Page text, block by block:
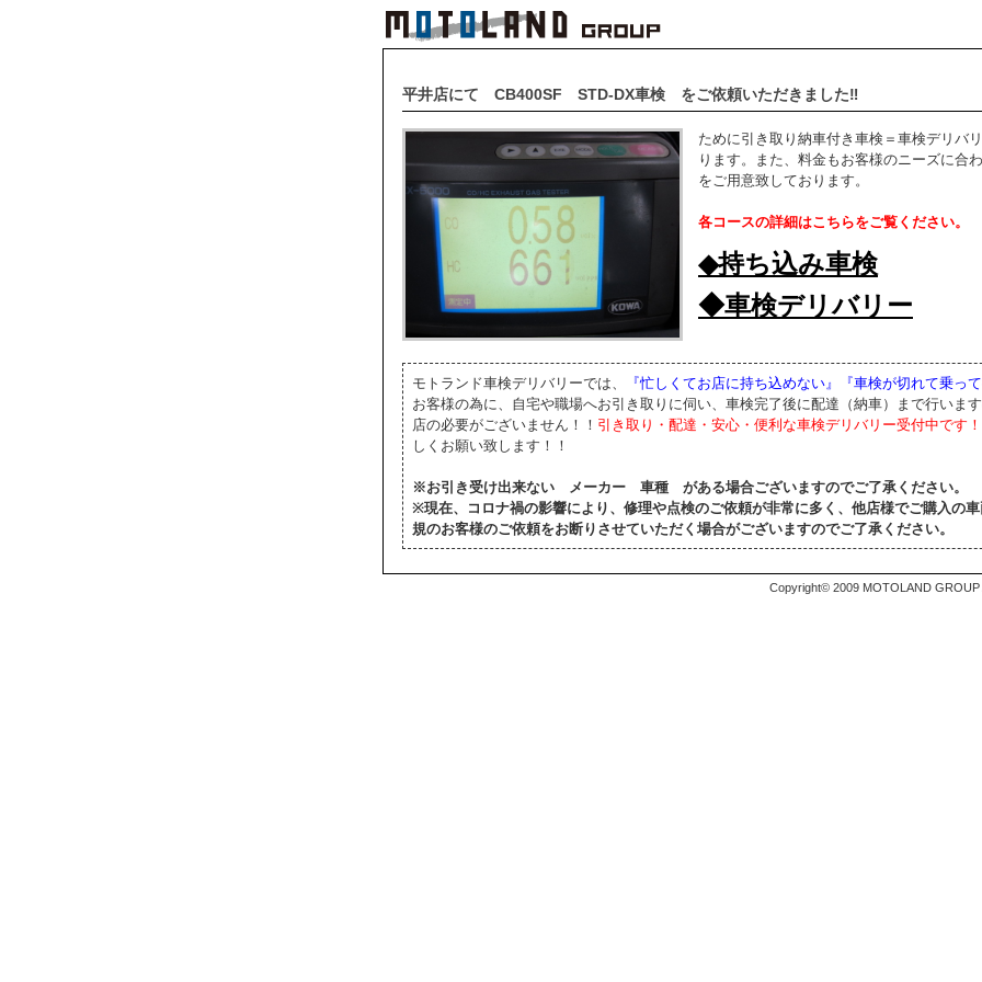
平井店にて CB400SF STD-DX車検 をご依頼いただきました‼
ために引き取り納車付き車検＝車検デリバ
ります。また、料金もお客様のニーズに合
をご用意致しております。
各コースの詳細はこちらをご覧ください。
◆持ち込み車検
◆車検デリバリー
モトランド車検デリバリーでは、
『忙しくてお店に持ち込めない』『車検が切れて乗って
お客様の為に、自宅や職場へお引き取りに伺い、車検完了後に配達（納車）まで行いま
店の必要がございません！！ 引き取り・配達・安心・便利な車検デリバリー受付中です！
しくお願い致します！！
※お引き受け出来ない メーカー 車種 がある場合ございますのでご了承ください。
※現在、コロナ禍の影響により、修理や点検のご依頼が非常に多く、他店様でご購入の
規のお客様のご依頼をお断りさせていただく場合がございますのでご了承ください。
Copyright© 2009 MOTOLAND GROUP